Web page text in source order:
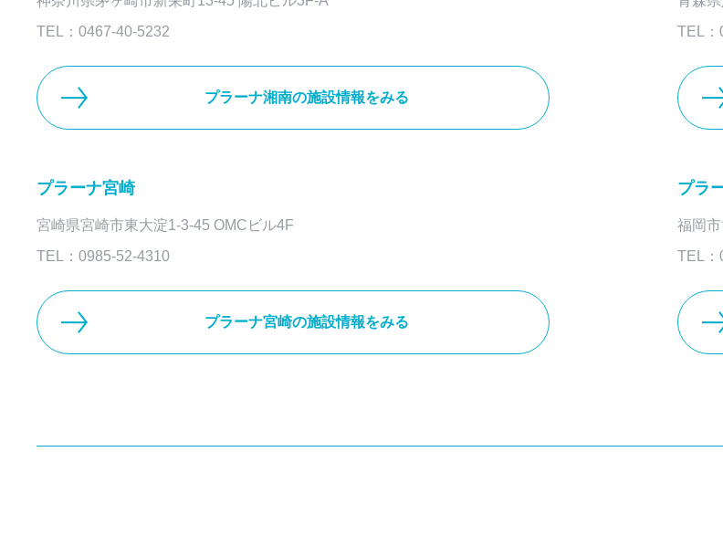
TEL：0467-40-5232
プラーナ湘南の施設情報をみる
TEL：
プラーナ宮崎
宮崎県宮崎市東大淀1-3-45 OMCビル4F
TEL：0985-52-4310
プラーナ宮崎の施設情報をみる
プラ
福岡
TEL：